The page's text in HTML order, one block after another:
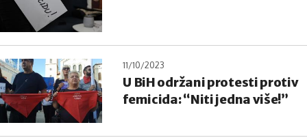
11/10/2023
U BiH održani protesti protiv
femicida: “Niti jedna više!”